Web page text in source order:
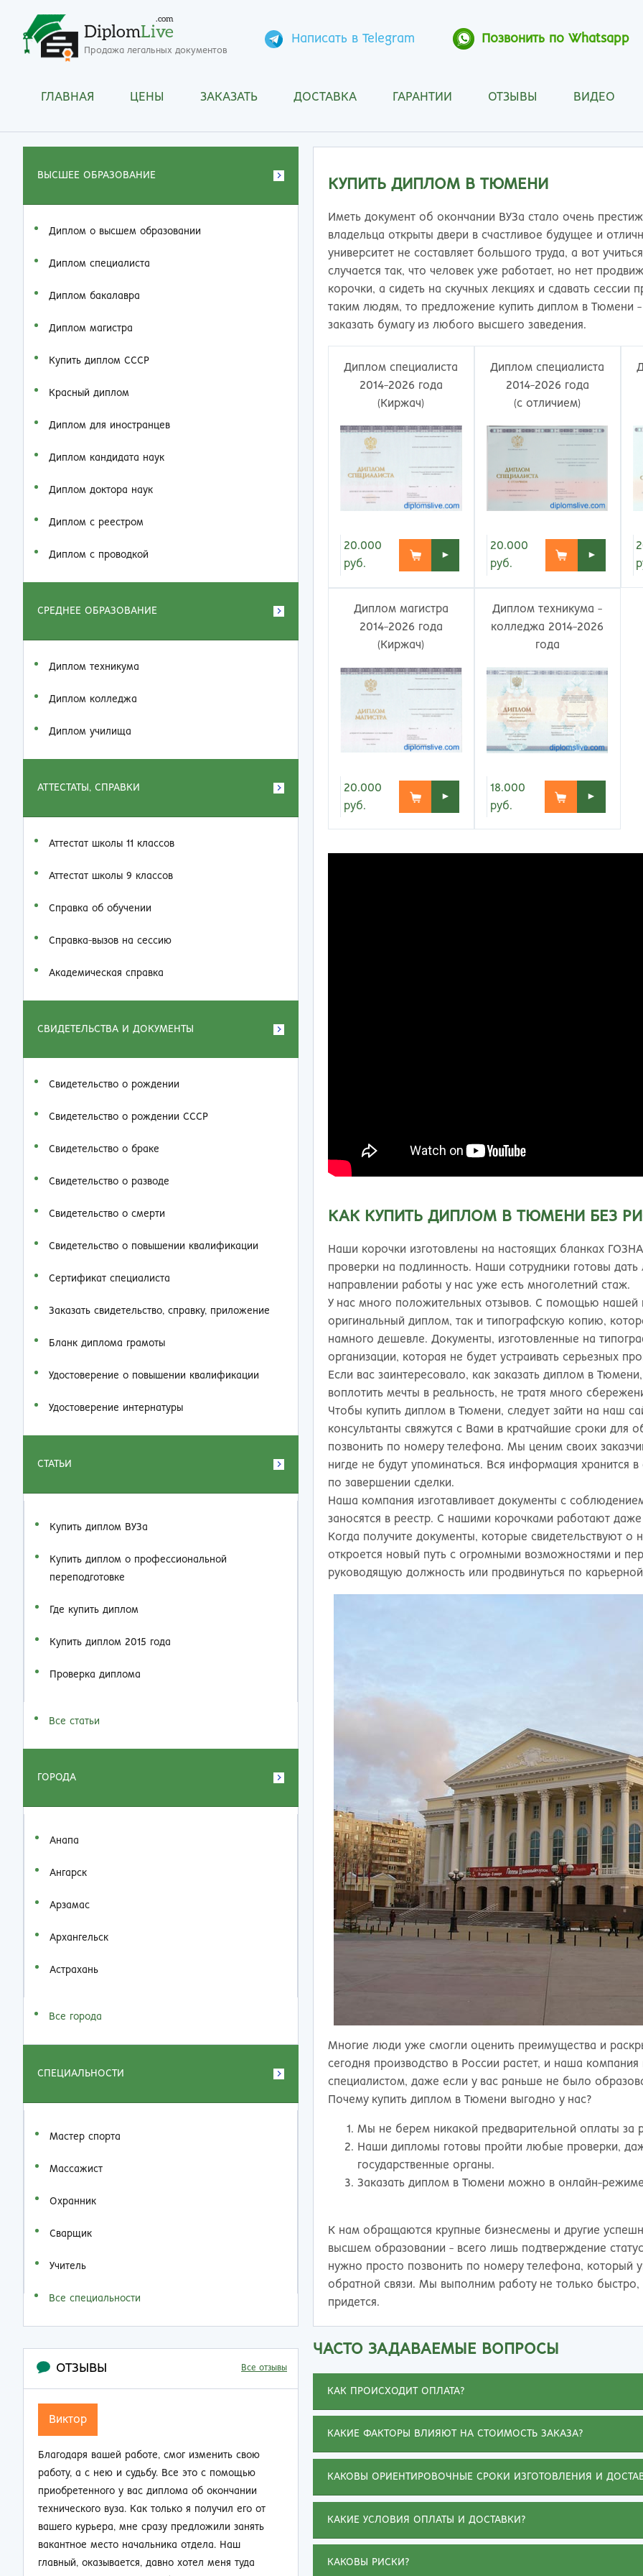
DiplomLive
.com
Продажа легальных документов
Написать в Telegram Позвонить по Whatsapp
ГЛАВНАЯ ЦЕНЫ ЗАКАЗАТЬ ДОСТАВКА ГАРАНТИИ ОТЗЫВЫ ВИДЕО
Архангельск
Барнаул
Белгород
Бийск
Благовещенск
Братск
Брянск
Великий Новгород
Владимир
Вологда
Воронеж
Екатеринбург
Иркутск
Йошкар-Ола
Казань
Калининград
Калуга
Кемерово
Орск
ВЫСШЕЕ ОБРАЗОВАНИЕ
Диплом о высшем образовании
Диплом специалиста
Диплом бакалавра
Диплом магистра
Купить диплом СССР
Красный диплом
Диплом для иностранцев
Диплом кандидата наук
Диплом доктора наук
Диплом с реестром
Диплом с проводкой
СРЕДНЕЕ ОБРАЗОВАНИЕ
Диплом техникума
Диплом колледжа
Диплом училища
АТТЕСТАТЫ, СПРАВКИ
Аттестат школы 11 классов
Аттестат школы 9 классов
Справка об обучении
Справка-вызов на сессию
Академическая справка
СВИДЕТЕЛЬСТВА И ДОКУМЕНТЫ
Свидетельство о рождении
Свидетельство о рождении СССР
Свидетельство о браке
Свидетельство о разводе
Свидетельство о смерти
Свидетельство о повышении квалификации
Сертификат специалиста
Заказать cвидетельство, справку, приложение
Бланк диплома грамоты
Удостоверение о повышении квалификации
Удостоверение интернатуры
СТАТЬИ
Купить диплом ВУЗа
Купить диплом о профессиональной
переподготовке
Где купить диплом
Купить диплом 2015 года
Проверка диплома
Все статьи
ГОРОДА
Анапа
Ангарск
Арзамас
Архангельск
Астрахань
Все города
СПЕЦИАЛЬНОСТИ
Мастер спорта
Массажист
Охранник
Сварщик
Учитель
Все специальности
ОТЗЫВЫ Все отзывы
свою
его от
занять
туда
Не думал, что по прошествии 20 лет работы на
производстве так резко смогу изменить свою
жизнь. Приобрел диплом об окончании заочно
техникума и теперь стал мастером смены.
Зарплата выросла почти в 2 раза, ребята на
работе смотрят на меня другими глазами. Жена
не нарадуется таким приятным переменам.
Не буду жаловаться на обстоятельства,
помешавшие получить диплом о высшем
мечтала. Документ выдержал проверку, а любовь
к специальности и ее знание помогли подняться
по карьерной лестнице. Спасибо вашим мастерам
КУПИТЬ ДИПЛОМ В ТЮМЕНИ
Иметь документ об окончании ВУЗа стало очень
владельца открыты двери в счастливое будущее и
университет не составляет большого труда, а вот
случается так, что человек уже работает, но нет
корочки, а сидеть на скучных лекциях и сдавать
таким людям, то предложение купить диплом в Тюмени
заказать бумагу из любого высшего заведения.
Диплом специалиста
2014-2026 года
(Киржач)
20.000
руб.
►
Диплом специалиста
2014-2026 года
(с отличием)
20.000
руб.
►
Диплом магистра
2014-2026 года
(Киржач)
20.000
руб.
►
Диплом техникума -
колледжа 2014-2026
года
18.000
руб.
►
КАК КУПИТЬ ДИПЛОМ В ТЮМЕНИ БЕЗ
Наши корочки изготовлены на настоящих бланках
проверки на подлинность. Наши сотрудники готовы
направлении работы у нас уже есть многолетний стаж.
У нас много положительных отзывов. С помощью нашей
оригинальный диплом, так и типографскую копию,
намного дешевле. Документы, изготовленные на
организации, которая не будет устраивать серьезных
Если вас заинтересовало, как заказать диплом в
воплотить мечты в реальность, не тратя много
Чтобы купить диплом в Тюмени, следует зайти на наш
консультанты свяжутся с Вами в кратчайшие сроки для
позвонить по номеру телефона. Мы ценим своих
нигде не будут упоминаться. Вся информация хранится
по завершении сделки.
Наша компания изготавливает документы с
заносятся в реестр. С нашими корочками работают даже
Когда получите документы, которые свидетельствуют
откроется новый путь с огромными возможностями и
руководящую должность или продвинуться по
Многие люди уже смогли оценить преимущества и
сегодня производство в России растет, и наша
специалистом, даже если у вас раньше не было
Почему купить диплом в Тюмени выгодно у нас?
Мы не берем никакой предварительной оплаты за
Наши дипломы готовы пройти любые проверки,
государственные органы.
Заказать диплом в Тюмени можно в онлайн-
К нам обращаются крупные бизнесмены и другие
высшем образовании - всего лишь подтверждение
нужно просто позвонить по номеру телефона,
обратной связи. Мы выполним работу не только
придется.
ЧАСТО ЗАДАВАЕМЫЕ ВОПРОСЫ
КАК ПРОИСХОДИТ ОПЛАТА?
КАКИЕ ФАКТОРЫ ВЛИЯЮТ НА СТОИМОСТЬ ЗАКАЗА?
КАКОВЫ ОРИЕНТИРОВОЧНЫЕ СРОКИ ИЗГОТОВЛЕНИЯ И
КАКИЕ УСЛОВИЯ ОПЛАТЫ И ДОСТАВКИ?
КАКОВЫ РИСКИ?